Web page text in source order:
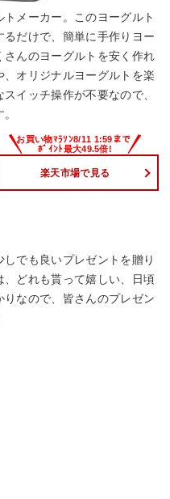
メーカー。このヨーグルト
だけで、簡単に手作りヨー
んのヨーグルトを安く作れ
オリジナルヨーグルトを楽
イッチ操作が不要なので、
楽天市場で見る
でも良いプレゼントを贈り
どれも貰って嬉しい、日頃
なので、皆さんのプレゼン